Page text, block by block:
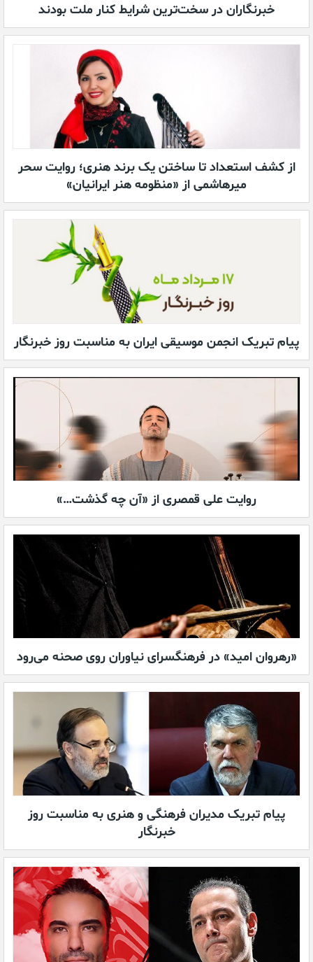
خبرنگاران در سخت‌ترین شرایط کنار ملت بودند
از کشف استعداد تا ساختن یک برند هنری؛ روایت سحر
میرهاشمی از «منظومه هنر ایرانیان»
پیام تبریک انجمن موسیقی ایران به مناسبت روز خبرنگار
روایت علی قمصری از «آن چه گذشت…»
«رهروان امید» در فرهنگسرای نیاوران روی صحنه می‌رود
پیام تبریک مدیران فرهنگی و هنری به مناسبت روز
خبرنگار